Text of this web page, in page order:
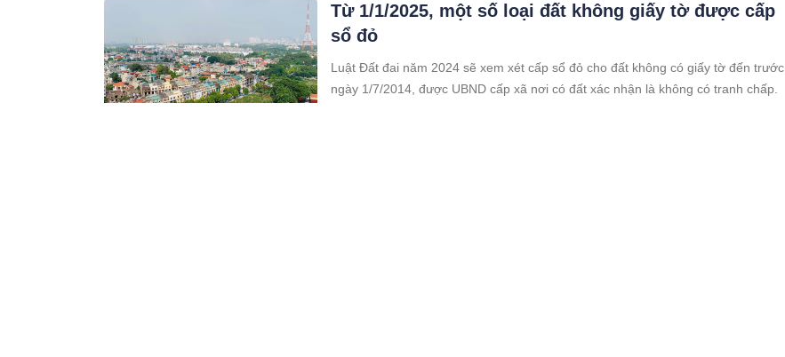
Từ 1/1/2025, một số loại đất không giấy tờ được cấp
sổ đỏ
Luật Đất đai năm 2024 sẽ xem xét cấp sổ đỏ cho đất không có giấy tờ đến trước
ngày 1/7/2014, được UBND cấp xã nơi có đất xác nhận là không có tranh chấp.